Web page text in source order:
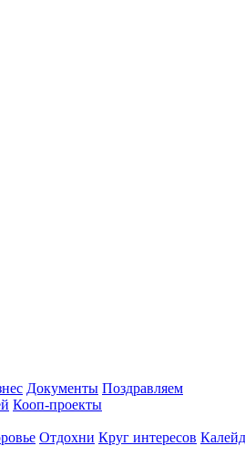
Документы Поздравляем
Кооп-проекты
Отдохни Круг интересов